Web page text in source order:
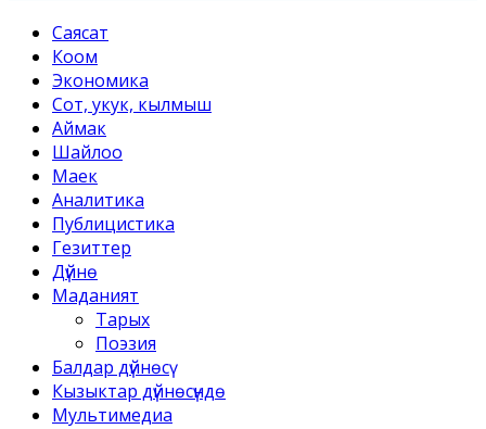
Саясат
Коом
Экономика
Сот, укук, кылмыш
Аймак
Шайлоо
Маек
Аналитика
Публицистика
Гезиттер
Дүйнө
Маданият
Тарых
Поэзия
Балдар дүйнөсү
Кызыктар дүйнөсүндө
Мультимедиа